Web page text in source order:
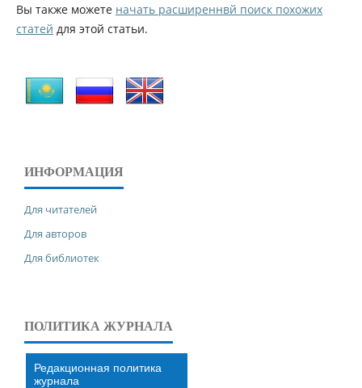
Вы также можете начать расширеннвй поиск похожих
статей для этой статьи.
ИНФОРМАЦИЯ
Для читателей
Для авторов
Для библиотек
ПОЛИТИКА ЖУРНАЛА
Редакционная политика
журнала